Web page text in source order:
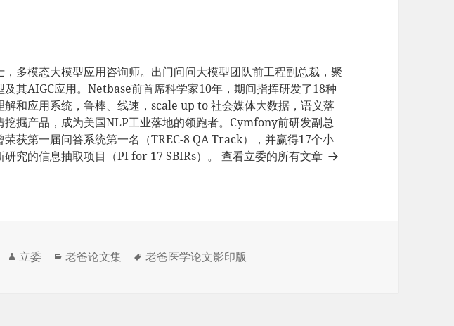
，多模态大模型应用咨询师。出门问问大模型团队前工程副总裁，聚
及其AIGC应用。Netbase前首席科学家10年，期间指挥研发了18种
解和应用系统，鲁棒、线速，scale up to 社会媒体大数据，语义落
挖掘产品，成为美国NLP工业落地的领跑者。Cymfony前研发副总
荣获第一届问答系统第一名（TREC-8 QA Track），并赢得17个小
研究的信息抽取项目（PI for 17 SBIRs）。查看立委的所有文章
作
立委
分
老爸论文集
标
老爸医学论文影印版